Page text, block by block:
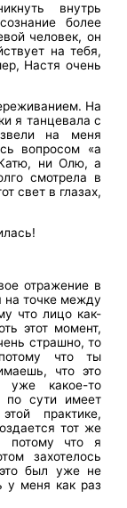
внутрь
более
человек, он
на тебя,
Настя очень
На
я танцевала с
на меня
вопросом «а
ни Олю, а
смотрела в
свет в глазах,
отражение в
на точке между
что лицо как-
этот момент,
страшно, то
что ты
что это
какое-то
по сути имеет
практике,
тот же
потому что я
захотелось
был уже не
у меня как раз